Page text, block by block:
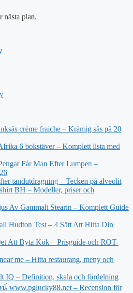
nästa plan.
crème fraiche – Krämig sås på 20
6 bokstäver – Komplett lista med
Får Man Efter Lumpen –
tandutdragning – Tecken på alveolit
BH – Modeller, priser och
Av Gammalt Stearin – Komplett Guide
Hudton Test – 4 Sätt Att Hitta Din
Att Byta Kök – Prisguide och ROT-
me – Hitta restaurang, meny och
IQ – Definition, skala och fördelning
www.pglucky88.net – Recension för